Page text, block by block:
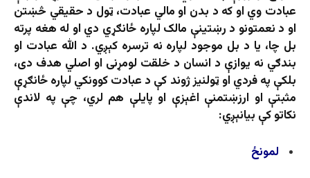
عبادت وي او که د بدن او مالي عبادت، ټول د حقیقي څښتن
او د نعمتونو د رښتینې مالک لپاره ځانګړي دي او له هغه پرته
بل چا، یا د بل موجود لپاره نه ترسره کېږي. د الله عبادت او
بندګي نه یوازې د انسان د خلقت لومړنی او اصلي هدف دی،
بلکې په فردي او ټولنیز ژوند کې د عبادت کوونکي لپاره ځانګړې
مثبتې او ارزښتمنې اغېزې او پایلې هم لري، چې په لاندې
نکاتو کې بیانېږي:
لمونځ